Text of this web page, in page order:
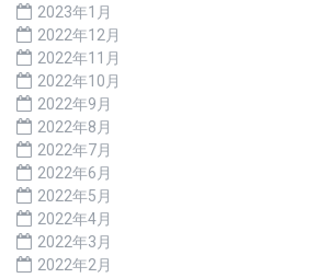
2023年1月
2022年12月
2022年11月
2022年10月
2022年9月
2022年8月
2022年7月
2022年6月
2022年5月
2022年4月
2022年3月
2022年2月